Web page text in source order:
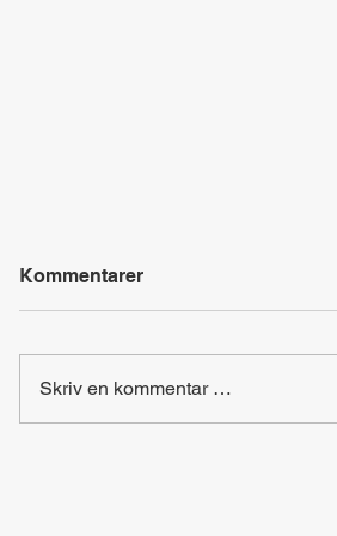
Hovedsteder i Europa
Kommentarer
Skriv en kommentar …